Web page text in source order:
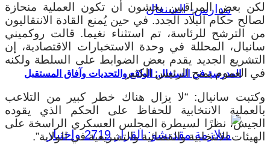
المدرسة في السنغال: الواقع والتحديات وآفاق المستقبل
لكن بعض المراقبين يخشون أن تكون العملية منحازة
لصالح حكام البلاد الجدد. في حين يُمنع القادة الانتقاليون
من الترشح للرئاسة، تم استثناء نغيما. قالت روكميني
سانيال، المحللة في وحدة الاستخبارات الاقتصادية، إن
التشريع الجديد يقدم بعض الضوابط على السلطة ولكنه
في العموم يمنح الرئيس الكثير.
وكتبت سانيال: “لا يزال هناك خطر كبير من التلاعب
بالعملية الانتخابية للحفاظ على الحكم الذي يقوده
الجيش، نظرًا لسيطرة المجلس العسكري الراسخة على
الهيئات الانتخابية والقضائية والتشريعية في الولاية”.